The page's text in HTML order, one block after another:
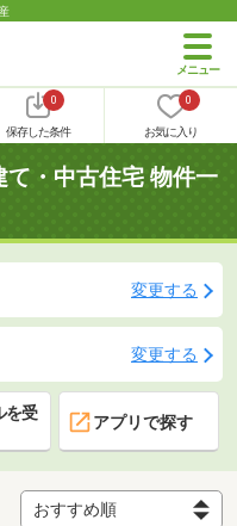
0
保存した条件
0
お気に入り
・中古住宅 物件一
変更する
変更する
を受
アプリで探す